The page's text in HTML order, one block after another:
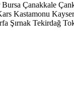
Bursa Çanakkale
Kastamonu
Şırnak Tekirdağ